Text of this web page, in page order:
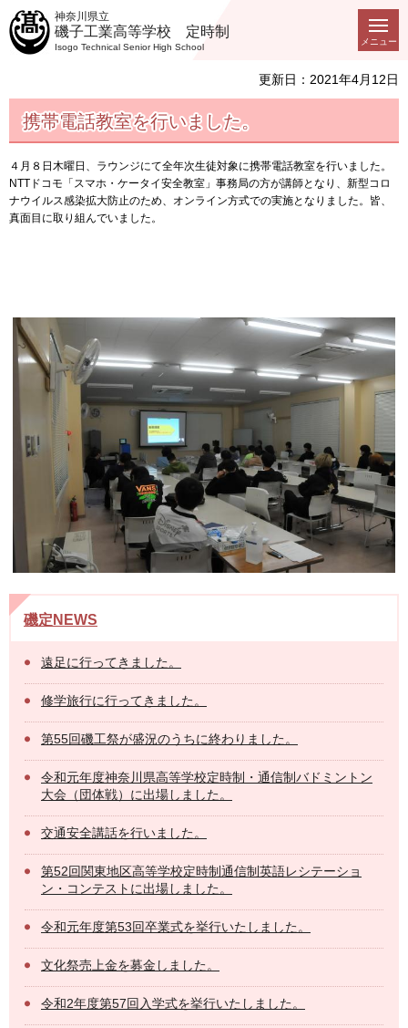
神奈川県立
磯子工業高等学校 定時制
Isogo Technical Senior High School
メニュー
更新日：2021年4月12日
携帯電話教室を行いました。
４月８日木曜日、ラウンジにて全年次生徒対象に携帯電話教室を行いました。
NTTドコモ「スマホ・ケータイ安全教室」事務局の方が講師となり、新型コロ
ナウイルス感染拡大防止のため、オンライン方式での実施となりました。皆、
真面目に取り組んでいました。
磯定NEWS
遠足に行ってきました。
修学旅行に行ってきました。
第55回磯工祭が盛況のうちに終わりました。
令和元年度神奈川県高等学校定時制・通信制バドミントン
大会（団体戦）に出場しました。
交通安全講話を行いました。
第52回関東地区高等学校定時制通信制英語レシテーショ
ン・コンテストに出場しました。
令和元年度第53回卒業式を挙行いたしました。
文化祭売上金を募金しました。
令和2年度第57回入学式を挙行いたしました。